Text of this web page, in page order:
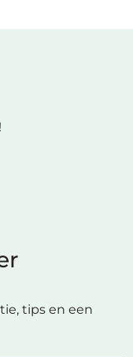
tips en een